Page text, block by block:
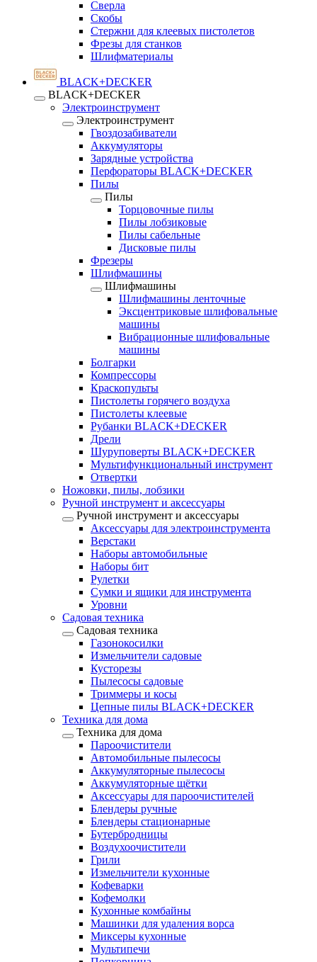
Сверла
Скобы
Стержни для клеевых пистолетов
Фрезы для станков
Шлифматериалы
BLACK+DECKER
BLACK+DECKER
Электроинструмент
Электроинструмент
Гвоздозабиватели
Аккумуляторы
Зарядные устройства
Перфораторы BLACK+DECKER
Пилы
Пилы
Торцовочные пилы
Пилы лобзиковые
Пилы сабельные
Дисковые пилы
Фрезеры
Шлифмашины
Шлифмашины
Шлифмашины ленточные
Эксцентриковые шлифовальные
машины
Вибрационные шлифовальные
машины
Болгарки
Компрессоры
Краскопульты
Пистолеты горячего воздуха
Пистолеты клеевые
Рубанки BLACK+DECKER
Дрели
Шуруповерты BLACK+DECKER
Мультифункциональный инструмент
Отвертки
Ножовки, пилы, лобзики
Ручной инструмент и аксессуары
Ручной инструмент и аксессуары
Аксессуары для электроинструмента
Верстаки
Наборы автомобильные
Наборы бит
Рулетки
Сумки и ящики для инструмента
Уровни
Садовая техника
Садовая техника
Газонокосилки
Измельчители садовые
Кусторезы
Пылесосы садовые
Триммеры и косы
Цепные пилы BLACK+DECKER
Техника для дома
Техника для дома
Пароочистители
Автомобильные пылесосы
Аккумуляторные пылесосы
Аккумуляторные щётки
Аксессуары для пароочистителей
Блендеры ручные
Блендеры стационарные
Бутербродницы
Воздухоочистители
Грили
Измельчители кухонные
Кофеварки
Кофемолки
Кухонные комбайны
Машинки для удаления ворса
Миксеры кухонные
Мультипечи